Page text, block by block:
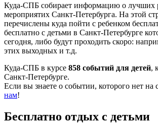
Куда-СПБ собирает информацию о лучших
мероприятих Санкт-Петербурга. На этой
перечислены куда пойти с ребенком
бесплатно с детьми в Санкт-Петербурге
сегодня, либо будут проходить скоро:
этих выходных и т.д.
Куда-СПБ в курсе 858 событий для детей,
Санкт-Петербурге.
Если вы знаете о событии, которого нет на
нам!
Бесплатно отдых с детьми